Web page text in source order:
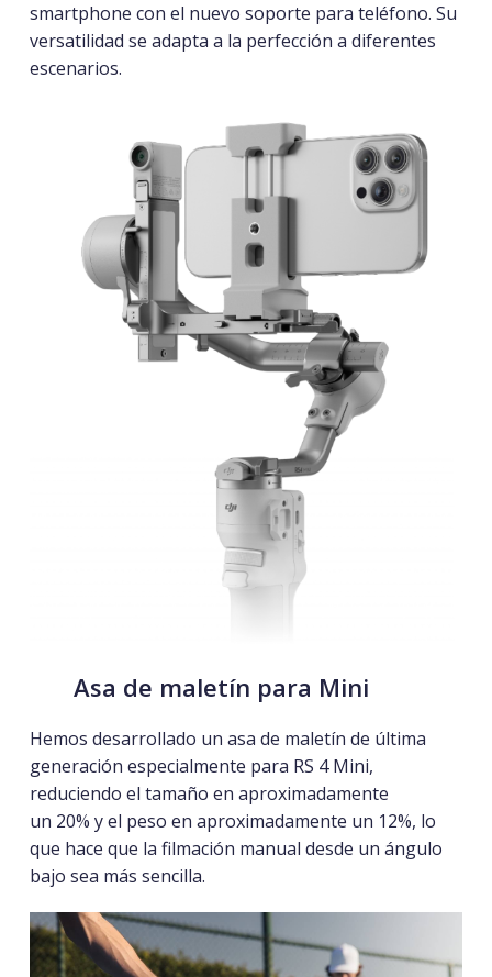
smartphone con el nuevo soporte para teléfono. Su
versatilidad se adapta a la perfección a diferentes
escenarios.
Asa de maletín para Mini
Hemos desarrollado un asa de maletín de última
generación especialmente para RS 4 Mini,
reduciendo el tamaño en aproximadamente
un 20% y el peso en aproximadamente un 12%, lo
que hace que la filmación manual desde un ángulo
bajo sea más sencilla.